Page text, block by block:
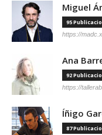
Miguel
95
https://
Ana
92
https://
Íñigo
87